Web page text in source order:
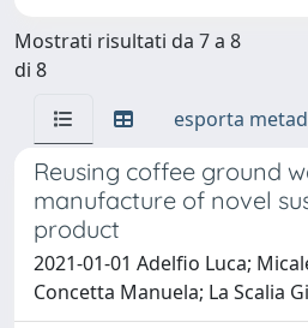
Mostrati risultati da 7 a 8
di 8
esporta
Reusing coffee ground
manufacture of novel
product
2021-01-01 Adelfio Luca;
Concetta Manuela; La Scalia